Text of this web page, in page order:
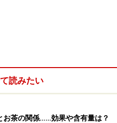
読みたい
お茶の関係……効果や含有量は？